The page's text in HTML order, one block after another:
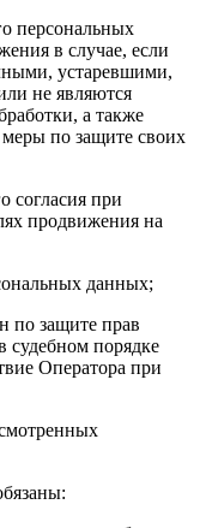
персональных
в случае, если
устаревшими,
не являются
а также
по защите своих
согласия при
продвижения на
данных;
по защите прав
судебном порядке
Оператора при